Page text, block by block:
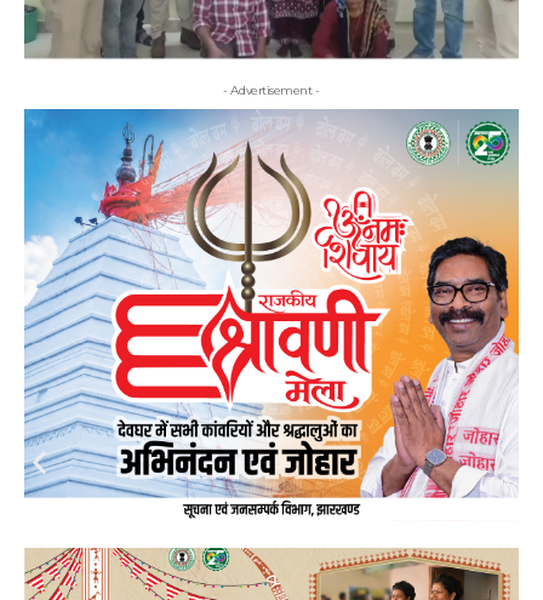
- Advertisement -